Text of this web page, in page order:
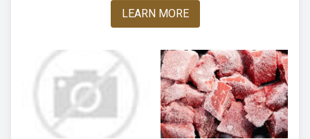
LEARN MORE